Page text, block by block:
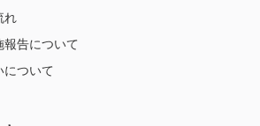
れ
報告について
について